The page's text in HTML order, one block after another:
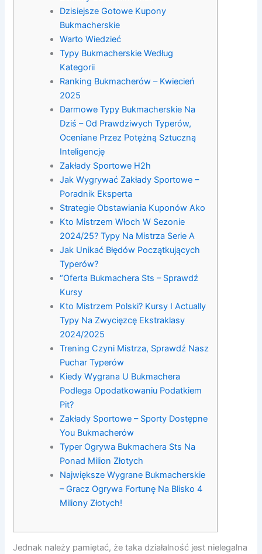
Dzisiejsze Gotowe Kupony
Bukmacherskie
Warto Wiedzieć
Typy Bukmacherskie Według
Kategorii
Ranking Bukmacherów – Kwiecień
2025
Darmowe Typy Bukmacherskie Na
Dziś – Od Prawdziwych Typerów,
Oceniane Przez Potężną Sztuczną
Inteligencję
Zakłady Sportowe H2h
Jak Wygrywać Zakłady Sportowe –
Poradnik Eksperta
Strategie Obstawiania Kuponów Ako
Kto Mistrzem Włoch W Sezonie
2024/25? Typy Na Mistrza Serie A
Jak Unikać Błędów Początkujących
Typerów?
“Oferta Bukmachera Sts – Sprawdź
Kursy
Kto Mistrzem Polski? Kursy I Actually
Typy Na Zwycięzcę Ekstraklasy
2024/2025
Trening Czyni Mistrza, Sprawdź Nasz
Puchar Typerów
Kiedy Wygrana U Bukmachera
Podlega Opodatkowaniu Podatkiem
Pit?
Zakłady Sportowe – Sporty Dostępne
You Bukmacherów
Typer Ogrywa Bukmachera Sts Na
Ponad Milion Złotych
Największe Wygrane Bukmacherskie
– Gracz Ogrywa Fortunę Na Blisko 4
Miliony Złotych!
Jednak należy pamiętać, że taka działalność jest nielegalna